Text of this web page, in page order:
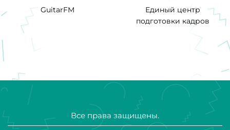
GuitarFM
Единый центр
подготовки кадров
Все права защищены.